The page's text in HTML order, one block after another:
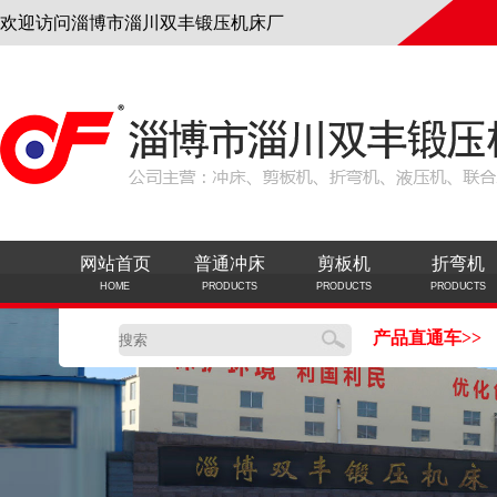
欢迎访问淄博市淄川双丰锻压机床厂
网站首页
HOME
普通冲床
PRODUCTS
剪板机
PRODUCTS
折弯机
PRODUCTS
产品直通车>>